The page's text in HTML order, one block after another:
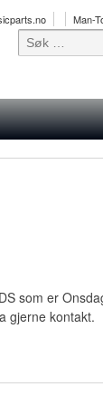
Man-
som er
gjerne kontakt.